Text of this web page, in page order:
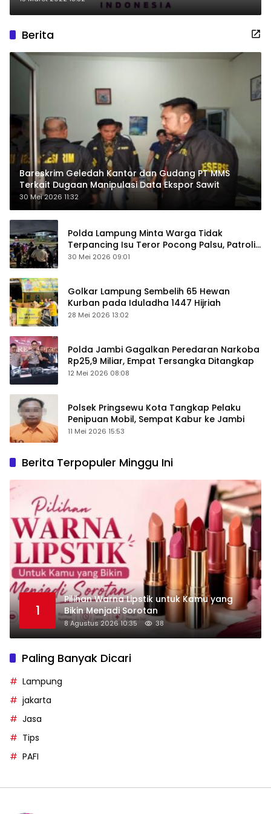
Berita
Bareskrim Geledah Kantor dan Gudang PT MMS
Terkait Dugaan Manipulasi Data Ekspor Sawit
30 Mei 2026 11:32
Polda Lampung Minta Warga Tidak
Terpancing Isu Teror Pocong Palsu, Patroli
Keamanan Ditingkatkan
30 Mei 2026 09:01
Golkar Lampung Sembelih 65 Hewan
Kurban pada Iduladha 1447 Hijriah
28 Mei 2026 13:02
Polda Jambi Gagalkan Peredaran Narkoba
Rp25,9 Miliar, Empat Tersangka Ditangkap
12 Mei 2026 08:08
Polsek Pringsewu Kota Tangkap Pelaku
Penipuan Mobil, Sempat Kabur ke Jambi
11 Mei 2026 15:53
Berita Terpopuler Minggu Ini
1
Pilihan Warna Lipstik untuk Kamu yang
Bikin Menjadi Sorotan
8 Agustus 2026 10:35 38
Paling Banyak Dicari
Lampung
jakarta
Jasa
Tips
PAFI